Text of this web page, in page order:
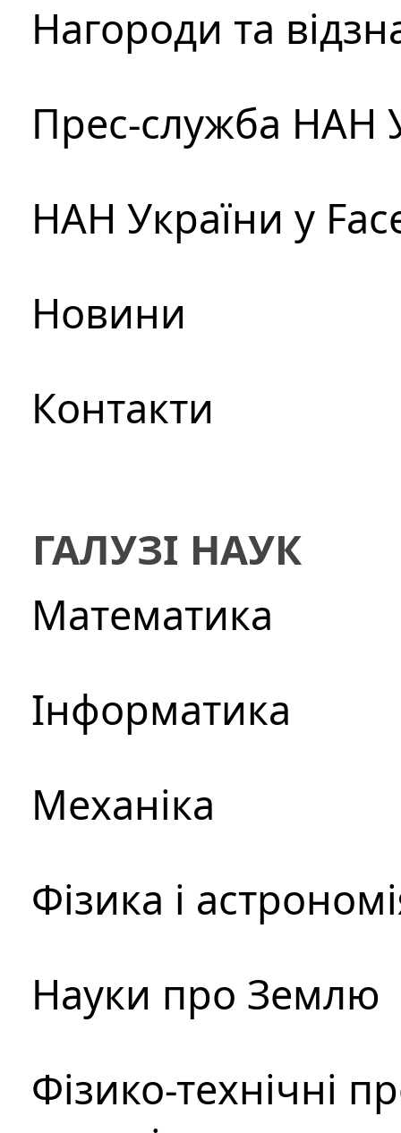
Нагороди та
Прес-служба НАН
НАН України у
Новини
Контакти
ГАЛУЗІ НАУК
Математика
Інформатика
Механіка
Фізика і
Науки про Землю
Фізико-технічні